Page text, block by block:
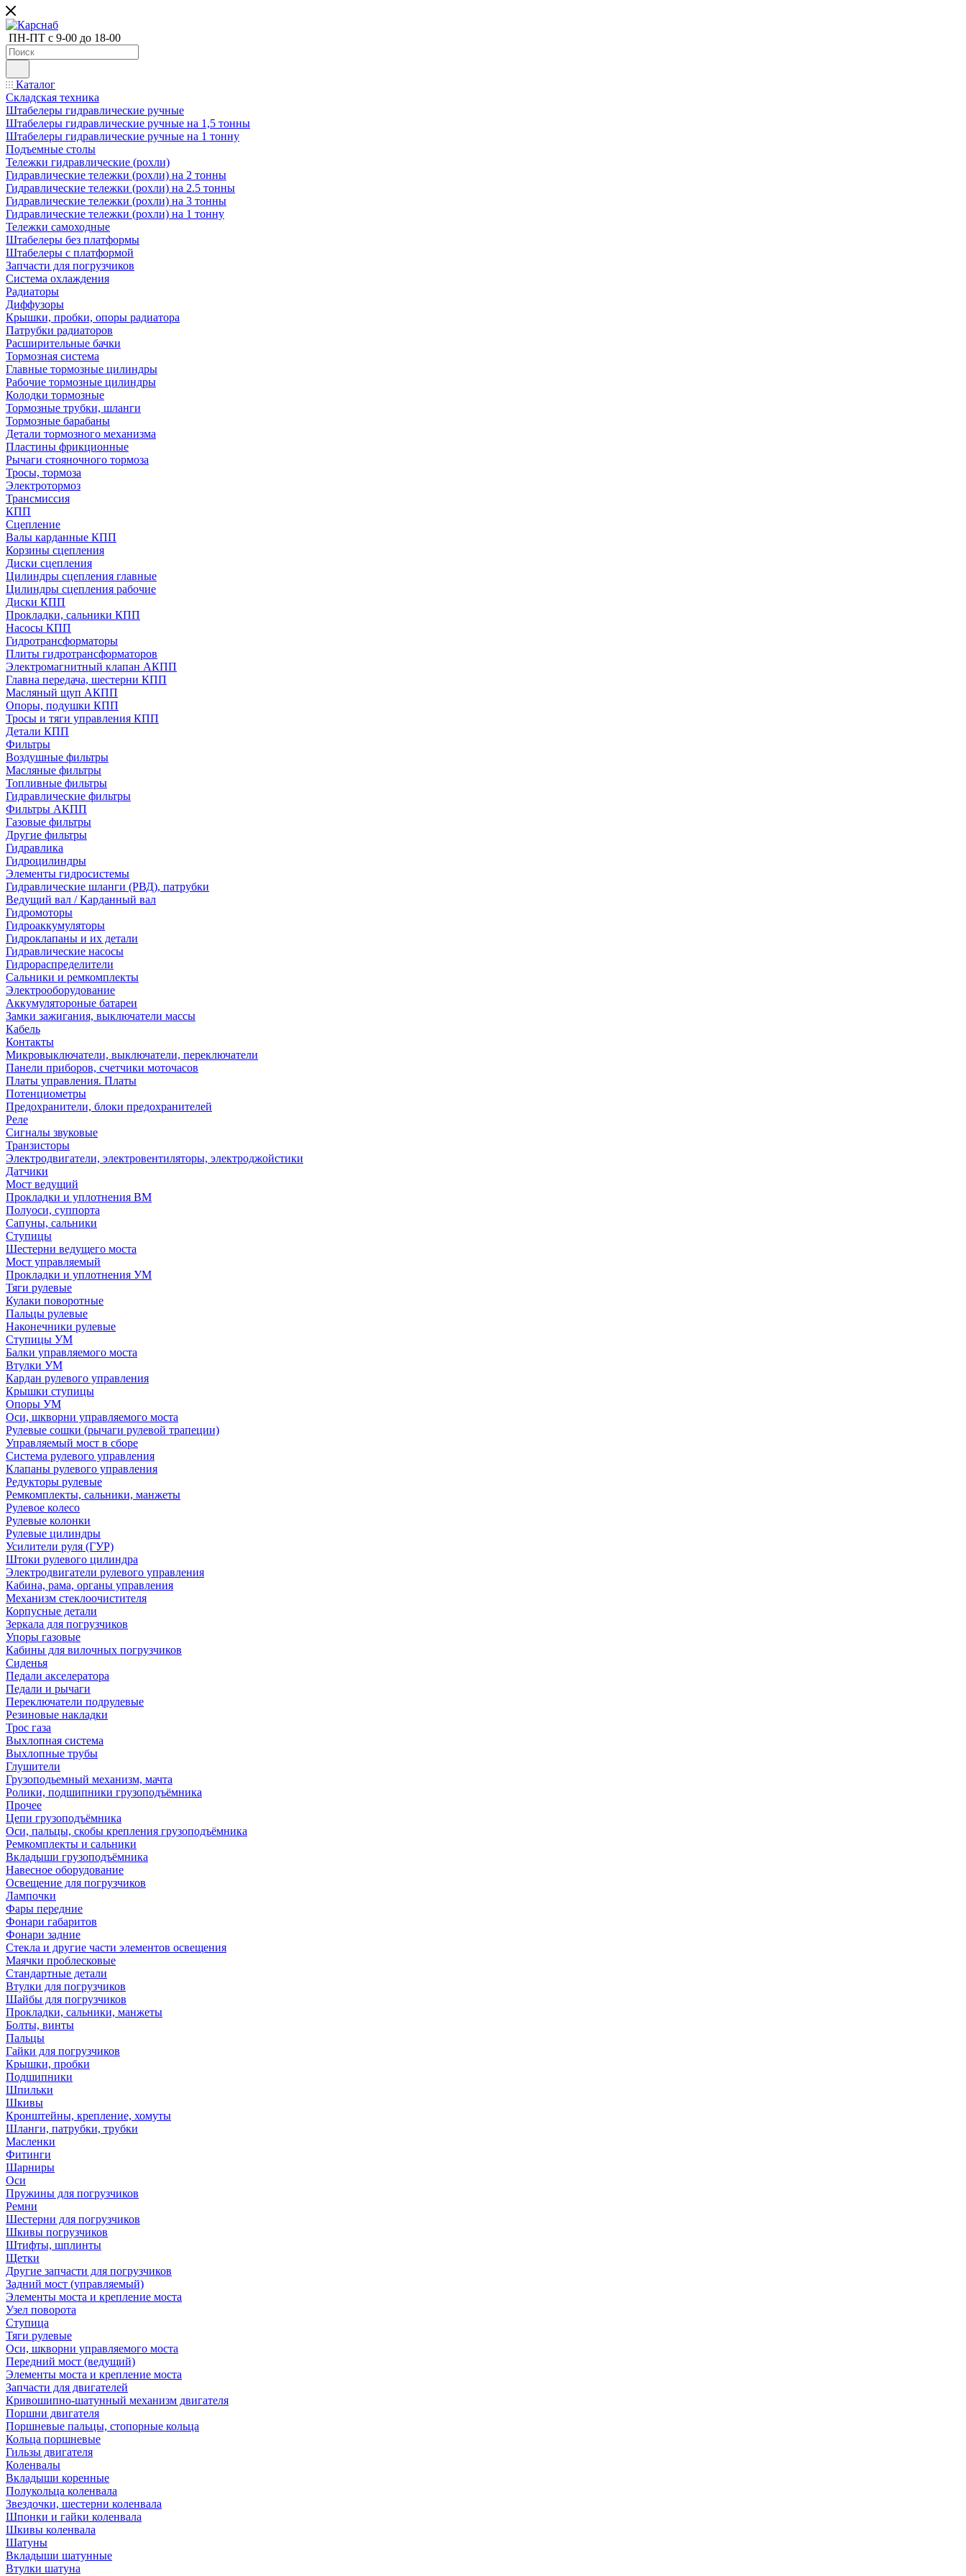
ПН-ПТ с 9-00 до 18-00
Каталог
Складская техника
Штабелеры гидравлические ручные
Штабелеры гидравлические ручные на 1,5 тонны
Штабелеры гидравлические ручные на 1 тонну
Подъемные столы
Тележки гидравлические (рохли)
Гидравлические тележки (рохли) на 2 тонны
Гидравлические тележки (рохли) на 2.5 тонны
Гидравлические тележки (рохли) на 3 тонны
Гидравлические тележки (рохли) на 1 тонну
Тележки самоходные
Штабелеры без платформы
Штабелеры с платформой
Запчасти для погрузчиков
Система охлаждения
Радиаторы
Диффузоры
Крышки, пробки, опоры радиатора
Патрубки радиаторов
Расширительные бачки
Тормозная система
Главные тормозные цилиндры
Рабочие тормозные цилиндры
Колодки тормозные
Тормозные трубки, шланги
Тормозные барабаны
Детали тормозного механизма
Пластины фрикционные
Рычаги стояночного тормоза
Тросы, тормоза
Электротормоз
Трансмиссия
КПП
Сцепление
Валы карданные КПП
Корзины сцепления
Диски сцепления
Цилиндры сцепления главные
Цилиндры сцепления рабочие
Диски КПП
Прокладки, сальники КПП
Насосы КПП
Гидротрансформаторы
Плиты гидротрансформаторов
Электромагнитный клапан АКПП
Главна передача, шестерни КПП
Масляный щуп АКПП
Опоры, подушки КПП
Тросы и тяги управления КПП
Детали КПП
Фильтры
Воздушные фильтры
Масляные фильтры
Топливные фильтры
Гидравлические фильтры
Фильтры АКПП
Газовые фильтры
Другие фильтры
Гидравлика
Гидроцилиндры
Элементы гидросистемы
Гидравлические шланги (РВД), патрубки
Ведущий вал / Карданный вал
Гидромоторы
Гидроаккумуляторы
Гидроклапаны и их детали
Гидравлические насосы
Гидрораспределители
Сальники и ремкомплекты
Электрооборудование
Аккумулятороные батареи
Замки зажигания, выключатели массы
Кабель
Контакты
Микровыключатели, выключатели, переключатели
Панели приборов, счетчики моточасов
Платы управления. Платы
Потенциометры
Предохранители, блоки предохранителей
Реле
Сигналы звуковые
Транзисторы
Электродвигатели, электровентиляторы, электроджойстики
Датчики
Мост ведущий
Прокладки и уплотнения ВМ
Полуоси, суппорта
Сапуны, сальники
Ступицы
Шестерни ведущего моста
Мост управляемый
Прокладки и уплотнения УМ
Тяги рулевые
Кулаки поворотные
Пальцы рулевые
Наконечники рулевые
Ступицы УМ
Балки управляемого моста
Втулки УМ
Кардан рулевого управления
Крышки ступицы
Опоры УМ
Оси, шкворни управляемого моста
Рулевые сошки (рычаги рулевой трапеции)
Управляемый мост в сборе
Система рулевого управления
Клапаны рулевого управления
Редукторы рулевые
Ремкомплекты, сальники, манжеты
Рулевое колесо
Рулевые колонки
Рулевые цилиндры
Усилители руля (ГУР)
Штоки рулевого цилиндра
Электродвигатели рулевого управления
Кабина, рама, органы управления
Механизм стеклоочистителя
Корпусные детали
Зеркала для погрузчиков
Упоры газовые
Кабины для вилочных погрузчиков
Сиденья
Педали акселератора
Педали и рычаги
Переключатели подрулевые
Резиновые накладки
Трос газа
Выхлопная система
Выхлопные трубы
Глушители
Грузоподьемный механизм, мачта
Ролики, подшипники грузоподъёмника
Прочее
Цепи грузоподъёмника
Оси, пальцы, скобы крепления грузоподъёмника
Ремкомплекты и сальники
Вкладыши грузоподъёмника
Навесное оборудование
Освещение для погрузчиков
Лампочки
Фары передние
Фонари габаритов
Фонари задние
Стекла и другие части элементов освещения
Маячки проблесковые
Стандартные детали
Втулки для погрузчиков
Шайбы для погрузчиков
Прокладки, сальники, манжеты
Болты, винты
Пальцы
Гайки для погрузчиков
Крышки, пробки
Подшипники
Шпильки
Шкивы
Кронштейны, крепление, хомуты
Шланги, патрубки, трубки
Масленки
Фитинги
Шарниры
Оси
Пружины для погрузчиков
Ремни
Шестерни для погрузчиков
Шкивы погрузчиков
Штифты, шплинты
Щетки
Другие запчасти для погрузчиков
Задний мост (управляемый)
Элементы моста и крепление моста
Узел поворота
Ступица
Тяги рулевые
Оси, шкворни управляемого моста
Передний мост (ведущий)
Элементы моста и крепление моста
Запчасти для двигателей
Кривошипно-шатунный механизм двигателя
Поршни двигателя
Поршневые пальцы, стопорные кольца
Кольца поршневые
Гильзы двигателя
Коленвалы
Вкладыши коренные
Полукольца коленвала
Звездочки, шестерни коленвала
Шпонки и гайки коленвала
Шкивы коленвала
Шатуны
Вкладыши шатунные
Втулки шатуна